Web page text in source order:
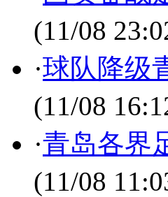
(11/08
·球队降级
(11/08
·青岛各界
(11/08